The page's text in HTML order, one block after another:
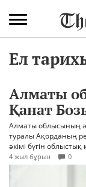
Ел
Алматы
Қанат
Алматы облысының
туралы Ақорданың
әкімі бүгін облыстық
4 жыл бұрын 0